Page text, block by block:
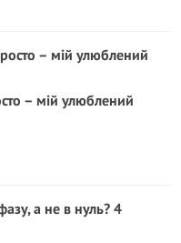
– мій улюблений